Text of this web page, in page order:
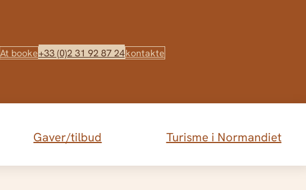
At booke+33 (0)2 31 92 87 24kontakte
Gaver/tilbud Turisme i Normandiet